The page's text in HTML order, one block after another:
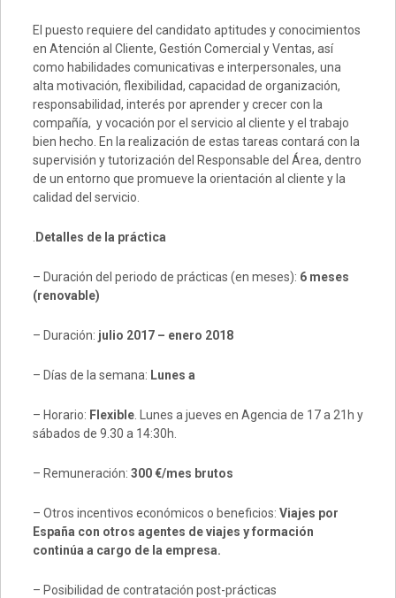
El puesto requiere del candidato aptitudes y conocimientos
en Atención al Cliente, Gestión Comercial y Ventas, así
como habilidades comunicativas e interpersonales, una
alta motivación, flexibilidad, capacidad de organización,
responsabilidad, interés por aprender y crecer con la
compañía, y vocación por el servicio al cliente y el trabajo
bien hecho. En la realización de estas tareas contará con la
supervisión y tutorización del Responsable del Área, dentro
de un entorno que promueve la orientación al cliente y la
calidad del servicio.
Detalles de la práctica
– Duración del periodo de prácticas (en meses): 6 meses
(renovable)
– Duración: julio 2017 – enero 2018
– Días de la semana: Lunes a
– Horario: Flexible. Lunes a jueves en Agencia de 17 a 21h y
sábados de 9.30 a 14:30h.
– Remuneración: 300 €/mes brutos
– Otros incentivos económicos o beneficios: Viajes por
España con otros agentes de viajes y formación
continúa a cargo de la empresa.
– Posibilidad de contratación post-prácticas